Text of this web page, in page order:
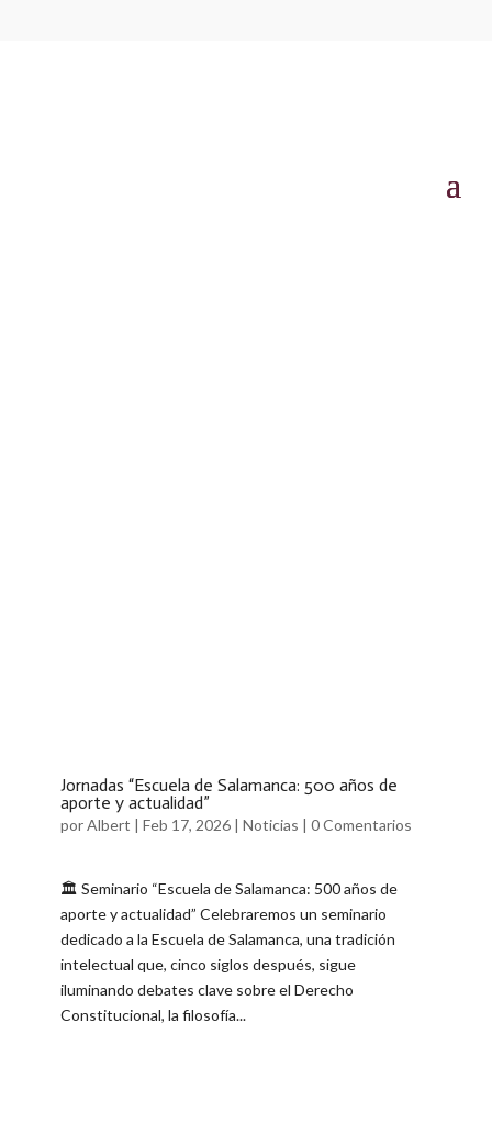
Jornadas “Escuela de Salamanca: 500 años de
aporte y actualidad”
porAlbert | Feb 17, 2026| Noticias | 0 Comentarios
🏛️ Seminario “Escuela de Salamanca: 500 años de
aporte y actualidad” Celebraremos un seminario
dedicado a la Escuela de Salamanca, una tradición
intelectual que, cinco siglos después, sigue
iluminando debates clave sobre el Derecho
Constitucional, la filosofía...